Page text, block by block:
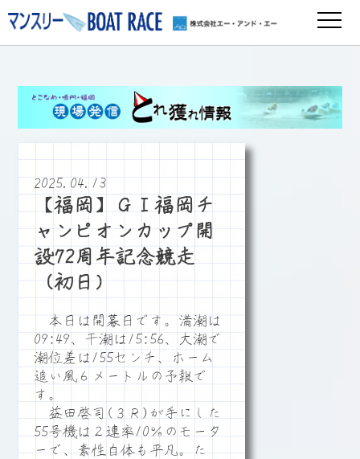
2025.04.13
【福岡】ＧⅠ福岡チ
ャンピオンカップ開
設72周年記念競走
（初日）
本日は開幕日です。満潮は
09:49、干潮は15:56、大潮で
潮位差は155センチ、ホーム
追い風６メートルの予報で
す。
益田啓司(３Ｒ)が手にした
55号機は２連率10％のモータ
ーで、素性自体も平凡。た